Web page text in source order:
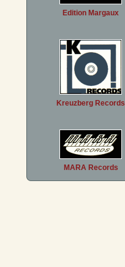
Edition Margaux
Kreuzberg Records
MARA Records